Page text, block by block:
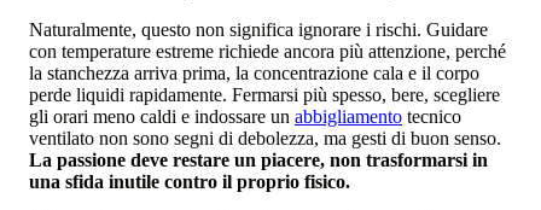
Naturalmente, questo non significa ignorare i rischi. Guidare
con temperature estreme richiede ancora più attenzione, perché
la stanchezza arriva prima, la concentrazione cala e il corpo
perde liquidi rapidamente. Fermarsi più spesso, bere, scegliere
gli orari meno caldi e indossare un abbigliamento tecnico
ventilato non sono segni di debolezza, ma gesti di buon senso.
La passione deve restare un piacere, non trasformarsi in
una sfida inutile contro il proprio fisico.